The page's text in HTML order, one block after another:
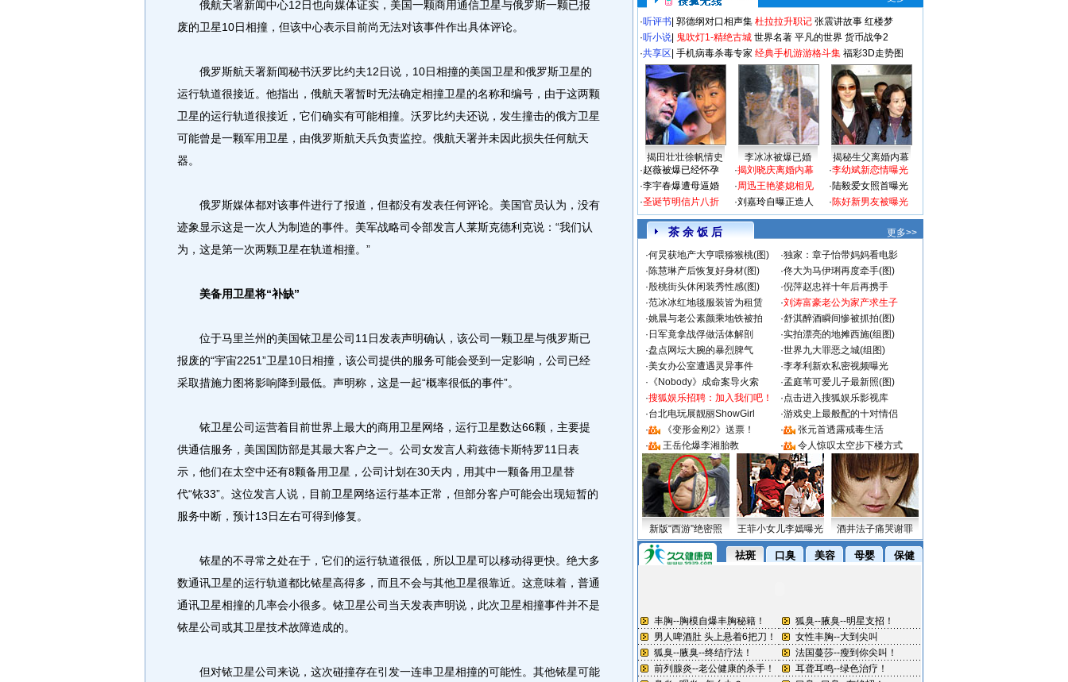
俄航天署新闻中心12日也向媒体证实，美国一颗商用通信卫星与俄罗斯一颗已报
废的卫星10日相撞，但该中心表示目前尚无法对该事件作出具体评论。
俄罗斯航天署新闻秘书沃罗比约夫12日说，10日相撞的美国卫星和俄罗斯卫星的
运行轨道很接近。他指出，俄航天署暂时无法确定相撞卫星的名称和编号，由于这两颗
卫星的运行轨道很接近，它们确实有可能相撞。沃罗比约夫还说，发生撞击的俄方卫星
可能曾是一颗军用卫星，由俄罗斯航天兵负责监控。俄航天署并未因此损失任何航天
器。
俄罗斯媒体都对该事件进行了报道，但都没有发表任何评论。美国官员认为，没有
迹象显示这是一次人为制造的事件。美军战略司令部发言人莱斯克德利克说：“我们认
为，这是第一次两颗卫星在轨道相撞。”
美备用卫星将“补缺”
位于马里兰州的美国铱卫星公司11日发表声明确认，该公司一颗卫星与俄罗斯已
报废的“宇宙2251”卫星10日相撞，该公司提供的服务可能会受到一定影响，公司已经
采取措施力图将影响降到最低。声明称，这是一起“概率很低的事件”。
铱卫星公司运营着目前世界上最大的商用卫星网络，运行卫星数达66颗，主要提
供通信服务，美国国防部是其最大客户之一。公司女发言人莉兹德卡斯特罗11日表
示，他们在太空中还有8颗备用卫星，公司计划在30天内，用其中一颗备用卫星替
代“铱33”。这位发言人说，目前卫星网络运行基本正常，但部分客户可能会出现短暂的
服务中断，预计13日左右可得到修复。
铱星的不寻常之处在于，它们的运行轨道很低，所以卫星可以移动得更快。绝大多
数通讯卫星的运行轨道都比铱星高得多，而且不会与其他卫星很靠近。这意味着，普通
通讯卫星相撞的几率会小很多。铱卫星公司当天发表声明说，此次卫星相撞事件并不是
铱星公司或其卫星技术故障造成的。
但对铱卫星公司来说，这次碰撞存在引发一连串卫星相撞的可能性。其他铱星可能
·听评书 郭德纲对口相声集 杜拉拉升职记 张震讲故事 红楼梦
·听小说 鬼吹灯1-精绝古城 世界名著 平凡的世界 货币战争2
·共享区 手机病毒杀毒专家 经典手机游游格斗集 福彩3D走势图
揭田壮壮徐帆情史 李冰冰被爆已婚
揭秘生父离婚内幕
·赵薇被爆已经怀孕
·李宇春爆遭母逼婚
·圣诞节明信片八折
·揭刘晓庆离婚内幕
·周迅王艳婆媳相见
·刘嘉玲自曝正造人
·李幼斌新恋情曝光
·陆毅爱女照首曝光
·陈好新男友被曝光
茶 余 饭 后
更多>>
·何炅获地产大亨喂猕猴桃(图) ·独家：章子怡带妈妈看电影
·陈慧琳产后恢复好身材(图) ·佟大为马伊琍再度牵手(图)
·殷桃街头休闲装秀性感(图) ·倪萍赵忠祥十年后再携手
·范冰冰红地毯服装皆为租赁 ·刘涛富豪老公为家产求生子
·姚晨与老公素颜乘地铁被拍 ·舒淇醉酒瞬间惨被抓拍(图)
· 日军竟拿战俘做活体解剖 ·实拍漂亮的地摊西施(组图)
·盘点网坛大腕的暴烈脾气 ·世界九大罪恶之城(组图)
·美女办公室遭遇灵异事件 ·李孝利新欢私密视频曝光
· 《Nobody》成命案导火索 ·孟庭苇可爱儿子最新照(图)
·搜狐娱乐招聘：加入我们吧！ ·点击进入搜狐娱乐影视库
·台北电玩展靓丽ShowGirl ·游戏史上最般配的十对情侣
·
《变形金刚2》送票！ ·
张元首透露戒毒生活
·
王岳伦爆李湘胎教 · 令人惊叹太空步下楼方式
新版“西游”绝密照 王菲小女儿李嫣曝光 酒井法子痛哭谢罪